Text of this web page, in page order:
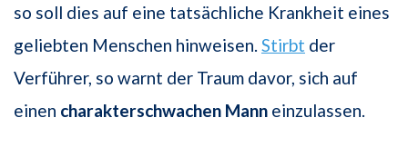
so soll dies auf eine tatsächliche Krankheit eines
geliebten Menschen hinweisen. Stirbt der
Verführer, so warnt der Traum davor, sich auf
einen charakterschwachen Mann einzulassen.